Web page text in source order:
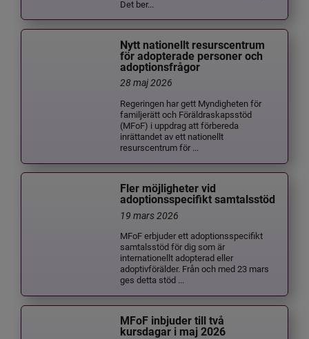
Det ber...
Nytt nationellt resurscentrum
för adopterade personer och
adoptionsfrågor
28 maj 2026
Regeringen har gett Myndigheten för
familjerätt och Föräldraskapsstöd
(MFoF) i uppdrag att förbereda
inrättandet av ett nationellt
resurscentrum för ...
Fler möjligheter vid
adoptionsspecifikt samtalsstöd
19 mars 2026
MFoF erbjuder ett adoptionsspecifikt
samtalsstöd för dig som är
internationellt adopterad eller
adoptivförälder. Från och med 23 mars
ges detta stöd ...
MFoF inbjuder till två
kursdagar i maj 2026